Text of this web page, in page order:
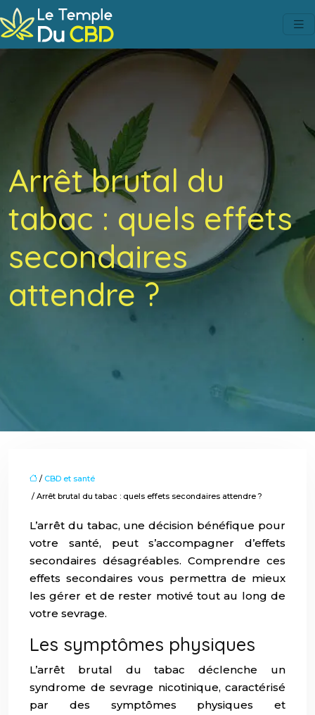
Arrêt brutal du
tabac : quels effets
secondaires
attendre ?
/ CBD et santé
/ Arrêt brutal du tabac : quels effets secondaires attendre ?
L’arrêt du tabac, une décision bénéfique pour
votre santé, peut s’accompagner d’effets
secondaires désagréables. Comprendre ces
effets secondaires vous permettra de mieux
les gérer et de rester motivé tout au long de
votre sevrage.
Les symptômes physiques
L’arrêt brutal du tabac déclenche un
syndrome de sevrage nicotinique, caractérisé
par des symptômes physiques et